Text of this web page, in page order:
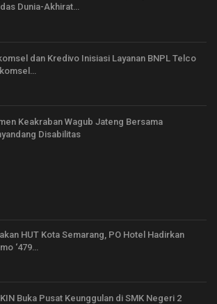
Dunia-Akhirat…
dan Kredivo Inisiasi Layanan BNPL Telco
Keakraban Wagub Jateng Bersama
Disabilitas
HUT Kota Semarang, PO Hotel Hadirkan
‘479…
Buka Pusat Keunggulan di SMK Negeri 2